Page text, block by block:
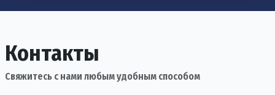
Контакты
Свяжитесь с нами любым удобным способом